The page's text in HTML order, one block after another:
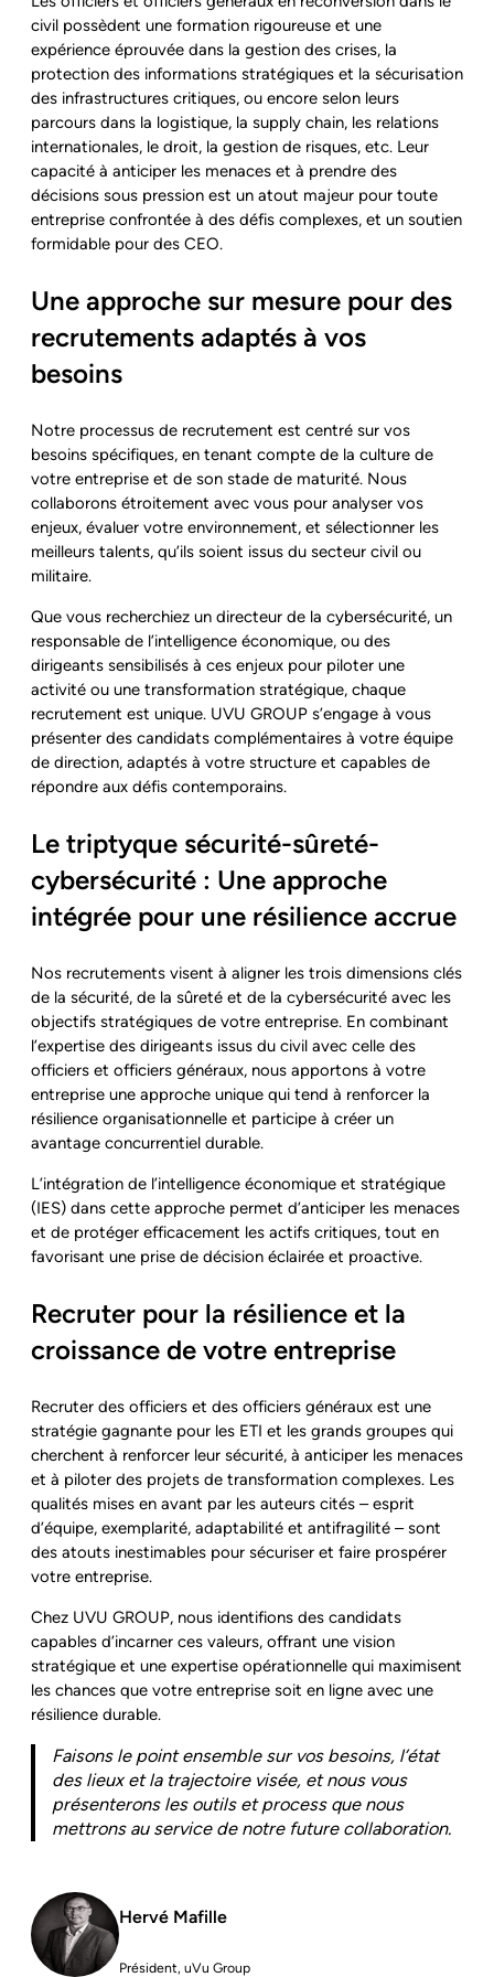
civil possèdent une formation rigoureuse et une
expérience éprouvée dans la gestion des crises, la
protection des informations stratégiques et la sécurisation
des infrastructures critiques, ou encore selon leurs
parcours dans la logistique, la supply chain, les relations
internationales, le droit, la gestion de risques, etc. Leur
capacité à anticiper les menaces et à prendre des
décisions sous pression est un atout majeur pour toute
entreprise confrontée à des défis complexes, et un soutien
formidable pour des CEO.
Une approche sur mesure pour des
recrutements adaptés à vos
besoins
Notre processus de recrutement est centré sur vos
besoins spécifiques, en tenant compte de la culture de
votre entreprise et de son stade de maturité. Nous
collaborons étroitement avec vous pour analyser vos
enjeux, évaluer votre environnement, et sélectionner les
meilleurs talents, qu’ils soient issus du secteur civil ou
militaire.
Que vous recherchiez un directeur de la cybersécurité, un
responsable de l’intelligence économique, ou des
dirigeants sensibilisés à ces enjeux pour piloter une
activité ou une transformation stratégique, chaque
recrutement est unique. UVU GROUP s’engage à vous
présenter des candidats complémentaires à votre équipe
de direction, adaptés à votre structure et capables de
répondre aux défis contemporains.
Le triptyque sécurité-sûreté-
cybersécurité : Une approche
intégrée pour une résilience accrue
Nos recrutements visent à aligner les trois dimensions clés
de la sécurité, de la sûreté et de la cybersécurité avec les
objectifs stratégiques de votre entreprise. En combinant
l’expertise des dirigeants issus du civil avec celle des
officiers et officiers généraux, nous apportons à votre
entreprise une approche unique qui tend à renforcer la
résilience organisationnelle et participe à créer un
avantage concurrentiel durable.
L’intégration de l’intelligence économique et stratégique
(IES) dans cette approche permet d’anticiper les menaces
et de protéger efficacement les actifs critiques, tout en
favorisant une prise de décision éclairée et proactive.
Recruter pour la résilience et la
croissance de votre entreprise
Recruter des officiers et des officiers généraux est une
stratégie gagnante pour les ETI et les grands groupes qui
cherchent à renforcer leur sécurité, à anticiper les menaces
et à piloter des projets de transformation complexes. Les
qualités mises en avant par les auteurs cités – esprit
d’équipe, exemplarité, adaptabilité et antifragilité – sont
des atouts inestimables pour sécuriser et faire prospérer
votre entreprise.
Chez UVU GROUP, nous identifions des candidats
capables d’incarner ces valeurs, offrant une vision
stratégique et une expertise opérationnelle qui maximisent
les chances que votre entreprise soit en ligne avec une
résilience durable.
Faisons le point ensemble sur vos besoins, l’état
des lieux et la trajectoire visée, et nous vous
présenterons les outils et process que nous
mettrons au service de notre future collaboration.
Hervé Mafille
Président, uVu Group